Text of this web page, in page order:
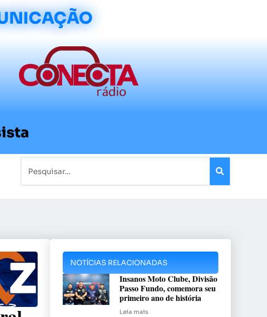
NOTÍCIAS RELACIONADAS
Insanos Moto Clube, Divisão
Passo Fundo, comemora seu
primeiro ano de história
Leia mais